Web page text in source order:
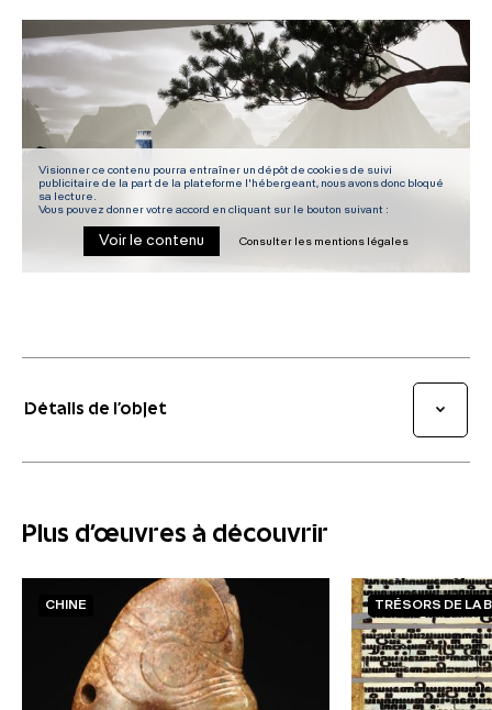
Visionner ce contenu pourra entraîner un dépôt de cookies de suivi
publicitaire de la part de la plateforme l'hébergeant, nous avons donc bloqué
sa lecture.
Vous pouvez donner votre accord en cliquant sur le bouton suivant :
Voir le contenu Consulter les mentions légales
Détails de l’objet
Plus d'œuvres à découvrir
CHINE TRÉSORS DE LA